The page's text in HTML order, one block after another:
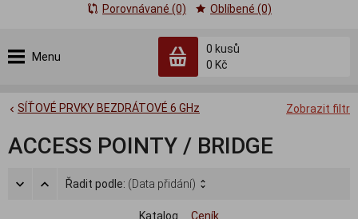
Menu
0 kusů
0 Kč
Porovnávané (0)
Oblíbené (0)
Zobrazit filtr
SÍŤOVÉ PRVKY BEZDRÁTOVÉ 6 GHz
ACCESS POINTY / BRIDGE
Řadit podle: (Data přidání)
Katalog Ceník